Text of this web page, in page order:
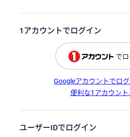
1アカウントでログイン
で
Googleアカウントでロ
便利な1アカウント
ユーザーIDでログイン